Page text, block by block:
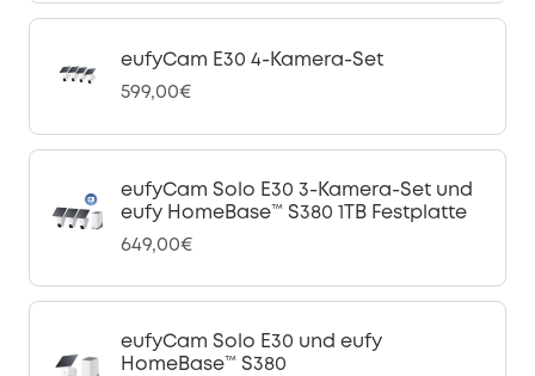
eufyCam E30 4-Kamera-Set
599,00€
eufyCam Solo E30 3-Kamera-Set und
eufy HomeBase™ S380 1TB Festplatte
649,00€
eufyCam Solo E30 und eufy
HomeBase™ S380